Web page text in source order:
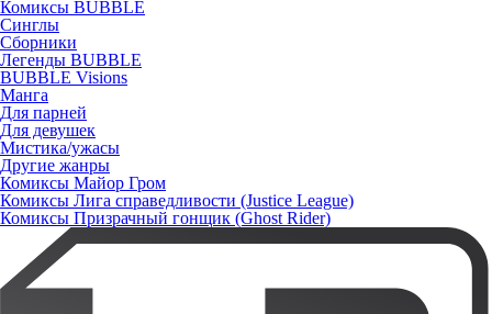
Комиксы BUBBLE
Синглы
Сборники
Легенды BUBBLE
BUBBLE Visions
Манга
Для парней
Для девушек
Мистика/ужасы
Другие жанры
Комиксы Майор Гром
Комиксы Лига справедливости (Justice League)
Комиксы Призрачный гонщик (Ghost Rider)